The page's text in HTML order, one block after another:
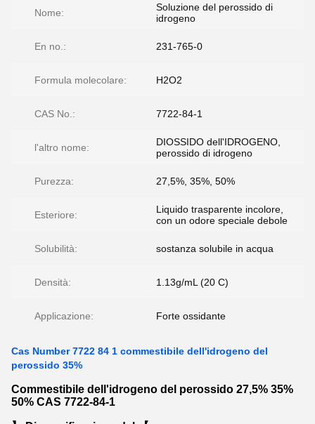
Nome:
Soluzione del perossido di
idrogeno
En no.: 231-765-0
Formula molecolare: H2O2
CAS No.: 7722-84-1
l'altro nome:
DIOSSIDO dell'IDROGENO,
perossido di idrogeno
Purezza: 27,5%, 35%, 50%
Esteriore:
Liquido trasparente incolore,
con un odore speciale debole
Solubilità: sostanza solubile in acqua
Densità: 1.13g/mL (20 C)
Applicazione: Forte ossidante
Cas Number 7722 84 1 commestibile dell'idrogeno del
perossido 35%
Commestibile dell'idrogeno del perossido 27,5% 35%
50% CAS 7722-84-1